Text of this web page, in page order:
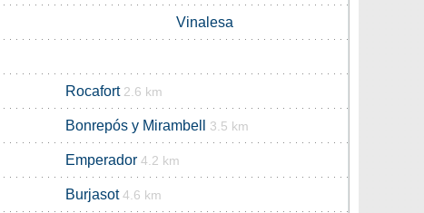
Vinalesa
Rocafort 2.6 km
Bonrepós y Mirambell 3.5 km
Emperador 4.2 km
Burjasot 4.6 km